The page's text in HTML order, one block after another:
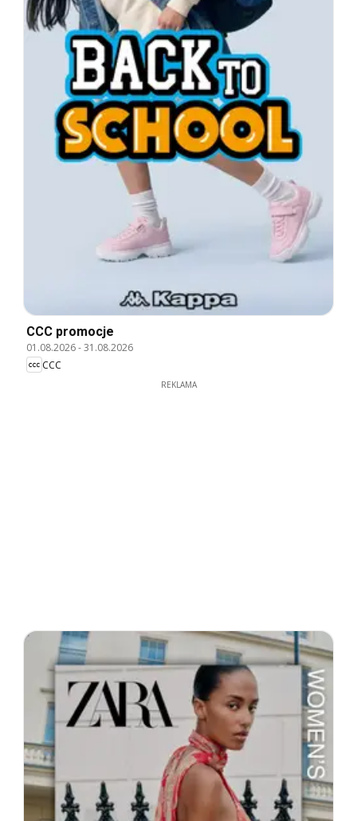
CCC promocje
01.08.2026-31.08.2026
CCC
REKLAMA